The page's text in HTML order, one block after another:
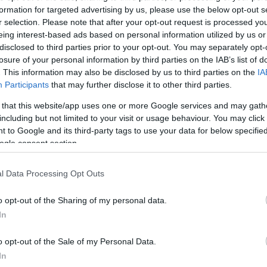
for targeted advertising by us, please use the below opt-out
selection. Please note that after your opt-out request is processed
interest-based ads based on personal information utilized by us
to third parties prior to your opt-out. You may separately
of your personal information by third parties on the IAB’s list of
This information may also be disclosed by us to third parties on the
Participants that may further disclose it to other third parties.
that this website/app uses one or more Google services and may
but not limited to your visit or usage behaviour. You may
to Google and its third-party tags to use your data for below
consent section.
Data Processing Opt Outs
opt-out of the Sharing of my personal data.
opt-out of the Sale of my Personal Data.
αρκετά η λεπτομέρεια».
πρώτης θέσης:«Πρέπει να ξεχάσεις το παρελθόν.
και να κάνεις ότι μπορείς για να πάρεις το
ΔΙΑΦΗΜΙΣΗ